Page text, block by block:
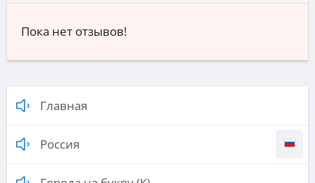
Пока нет отзывов!
Главная
Россия